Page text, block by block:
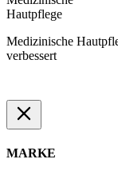
Medizinische
verbessert
MARKE